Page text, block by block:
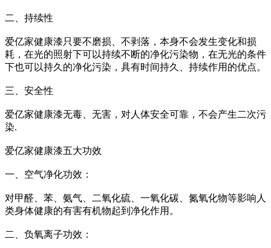
二、持续性
爱亿家健康漆只要不磨损、不剥落，本身不会发生变化和损
耗，在光的照射下可以持续不断的净化污染物，在无光的条件
下也可以持久的净化污染，具有时间持久、持续作用的优点。
三、安全性
爱亿家健康漆无毒、无害，对人体安全可靠，不会产生二次污
染.
爱亿家健康漆五大功效
一、空气净化功效：
对甲醛、苯、氨气、二氧化硫、一氧化碳、氮氧化物等影响人
类身体健康的有害有机物起到净化作用。
二、负氧离子功效：